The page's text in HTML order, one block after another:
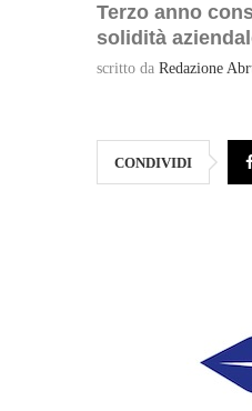
Terzo anno
solidità
scritto da Redazione
CONDIVIDI